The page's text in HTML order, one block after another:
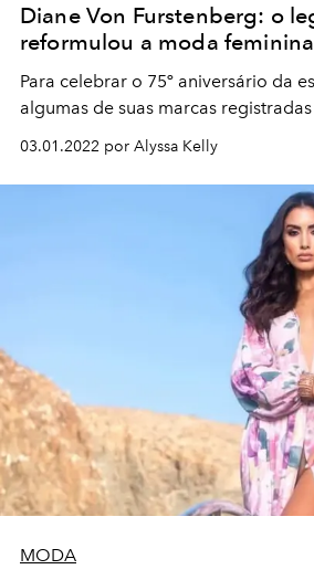
Diane Von Furstenberg: o
reformulou a moda feminina
Para celebrar o 75º aniversário da
algumas de suas marcas
03.01.2022 por Alyssa Kelly
MODA